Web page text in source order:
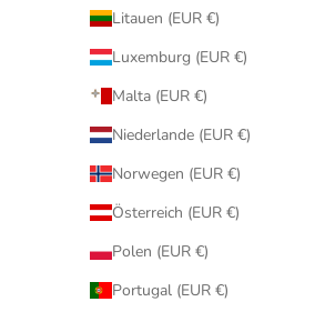
Litauen (EUR €)
Luxemburg (EUR €)
Malta (EUR €)
Niederlande (EUR €)
Norwegen (EUR €)
Österreich (EUR €)
Polen (EUR €)
Portugal (EUR €)